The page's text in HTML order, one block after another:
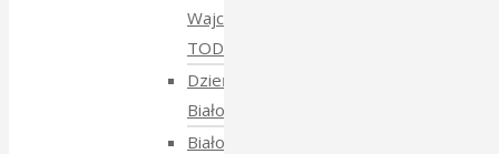
Wajciuszkiewicza
TODARA
Dzień
Białoruski
Białowieskie